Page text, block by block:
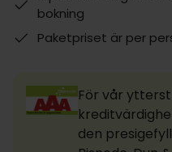
bokning
Paketpriset är per
För vår
den